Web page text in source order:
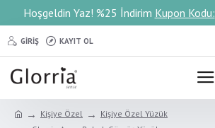
Hoşgeldin Yaz! %25 İndirim Kupon Kodu:
GIRIŞ KAYIT OL
Kişiye Özel
Kişiye Özel Yüzük